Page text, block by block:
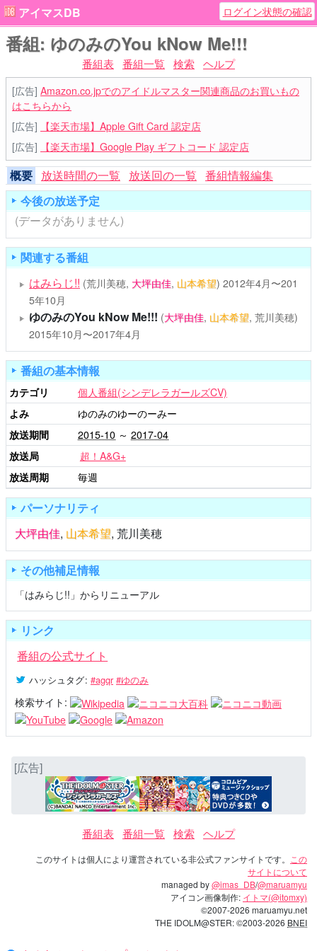
アイマスDB ログイン状態の確認
番組: ゆのみのYou kNow Me!!!
番組表 番組一覧 検索 ヘルプ
[広告] Amazon.co.jpでのアイドルマスター関連商品のお買いもの
はこちらから
[広告]
【楽天市場】Apple Gift Card 認定店
[広告]
【楽天市場】Google Play ギフトコード 認定店
概要 放送時間の一覧 放送回の一覧 番組情報編集
今後の放送予定
(データがありません)
関連する番組
はみらじ!! (荒川美穂, 大坪由佳, 山本希望) 2012年4月〜201
5年10月
ゆのみのYou kNow Me!!! (大坪由佳, 山本希望, 荒川美穂)
2015年10月〜2017年4月
番組の基本情報
カテゴリ
個人番組(シンデレラガールズCV)
よみ
ゆのみのゆーのーみー
放送期間
2015-10 ～ 2017-04
放送局
超！A&G+
放送周期
毎週
パーソナリティ
大坪由佳, 山本希望, 荒川美穂
その他補足情報
「はみらじ!!」からリニューアル
リンク
番組の公式サイト
ハッシュタグ: #agqr #ゆのみ
検索サイト:
[広告]
番組表 番組一覧 検索 ヘルプ
このサイトは個人により運営されている非公式ファンサイトです。
この
サイトについて
managed by@imas_DB/@maruamyu
アイコン画像制作: イトマ(@itomxy)
©2007-2026 maruamyu.net
THE IDOLM@STER: ©2003-2026 BNEI